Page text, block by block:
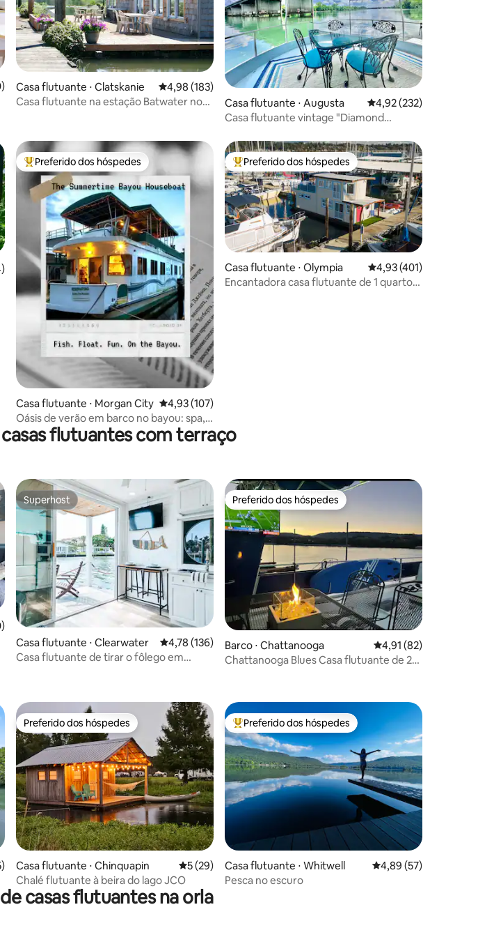
avaliação média de 5, 170 avaliações
Casa flutuante ⋅ Clatskanie 4,98 de uma avaliação média de 5, 183 avaliações
4,98 (183)
Casa flutuante na estação Batwater no
Casa flutuante ⋅ Augusta 4,92 de uma avaliação
4,92 (232)
Casa flutuante vintage "Diamond
avaliação média de 5, 104 avaliações
Entre os melhores preferidos dos hóspedes
Preferido dos hóspedes
Casa flutuante ⋅ Morgan City 4,93 de uma avaliação média de 5, 107 avaliações
4,93 (107)
Oásis de verão em barco no bayou: spa,
peixes e caiaque
Entre os melhores preferidos dos hóspedes
Preferido dos hóspedes
Casa flutuante ⋅ Olympia 4,93 de uma avaliação
4,93 (401)
Encantadora casa flutuante de 1 quarto
flutuantes com terraço
avaliação média de 5, 140 avaliações
Superhost
Superhost
Casa flutuante ⋅ Clearwater 4,78 de uma avaliação média de 5, 136 avaliações
4,78 (136)
Casa flutuante de tirar o fôlego em
Preferido dos hóspedes
Preferido dos hóspedes
Barco ⋅ Chattanooga 4,91 de uma
4,91 (82)
Chattanooga Blues Casa flutuante de 2
avaliação média de 5, 85 avaliações
Preferido dos hóspedes
Preferido dos hóspedes
Casa flutuante ⋅ Chinquapin 5 de uma avaliação média de 5, 29 avaliações
5 (29)
Chalé flutuante à beira do lago JCO
Entre os melhores preferidos dos hóspedes
Preferido dos hóspedes
Casa flutuante ⋅ Whitwell 4,89 de uma
4,89 (57)
Pesca no escuro
casas flutuantes na orla